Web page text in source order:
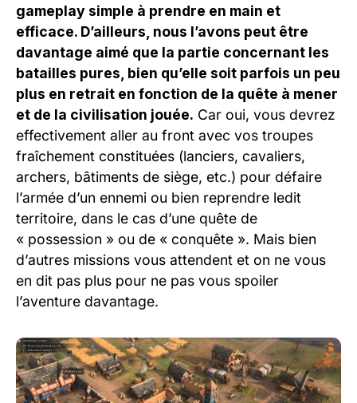
gameplay simple à prendre en main et
efficace. D’ailleurs, nous l’avons peut être
davantage aimé que la partie concernant les
batailles pures, bien qu’elle soit parfois un peu
plus en retrait en fonction de la quête à mener
et de la civilisation jouée. Car oui, vous devrez
effectivement aller au front avec vos troupes
fraîchement constituées (lanciers, cavaliers,
archers, bâtiments de siège, etc.) pour défaire
l’armée d’un ennemi ou bien reprendre ledit
territoire, dans le cas d’une quête de
« possession » ou de « conquête ». Mais bien
d’autres missions vous attendent et on ne vous
en dit pas plus pour ne pas vous spoiler
l’aventure davantage.